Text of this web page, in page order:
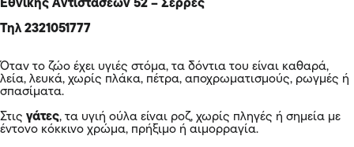
Εθνικής Αντιστάσεων 52 – Σέρρες
Τηλ 2321051777
Όταν το ζώο έχει υγιές στόμα, τα δόντια του είναι καθαρά,
λεία, λευκά, χωρίς πλάκα, πέτρα, αποχρωματισμούς, ρωγμές ή
σπασίματα.
Στις γάτες, τα υγιή ούλα είναι ροζ, χωρίς πληγές ή σημεία με
έντονο κόκκινο χρώμα, πρήξιμο ή αιμορραγία.